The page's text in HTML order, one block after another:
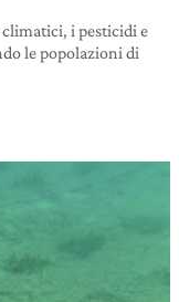
i pesticidi e
le popolazioni di